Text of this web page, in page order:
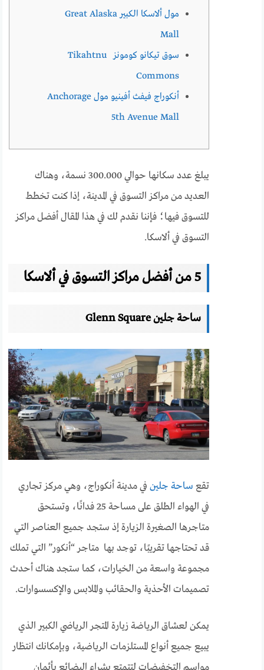
مول ألاسكا الكبير Great Alaska
Mall
سوق تيكانو كومونز Tikahtnu
Commons
أنكوراج فيفث أفينيو مول Anchorage
5th Avenue Mall
يبلغ عدد سكانها حوالي 300.000 نسمة، وهناك
العديد من مراكز التسوق في المدينة، إذا كنت تخطط
للتسوق فيها؛ فإننا نقدم لك في هذا المقال أفضل مراكز
التسوق في ألاسكا.
5من أفضل مراكز التسوق في ألاسكا
ساحة جلين Glenn Square
تقع ساحة جلين في مدينة أنكوراج، وهي مركز تجاري
في الهواء الطلق على مساحة 25 فدانًا، وتستحق
متاجرها الصغيرة الزيارة إذ ستجد جميع العناصر التي
قد تحتاجها تقريبًا، توجد بها متاجر “أنكور” التي تملك
مجموعة واسعة من الخيارات، كما ستجد هناك أحدث
تصميمات الأحذية والحقائب والملابس والإكسسوارات.
يمكن لعشاق الرياضة زيارة المتجر الرياضي الكبير الذي
يبيع جميع أنواع المستلزمات الرياضية، وبإمكانك انتظار
مواسم التخفيضات لتتمتع بشراء البضائع بأثمان